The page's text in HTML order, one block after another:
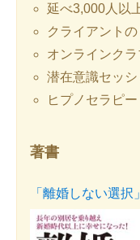
延べ3,000人以
クライアント
オンラインク
潜在意識セッシ
ヒプノセラピ
著書
「離婚しない選択」